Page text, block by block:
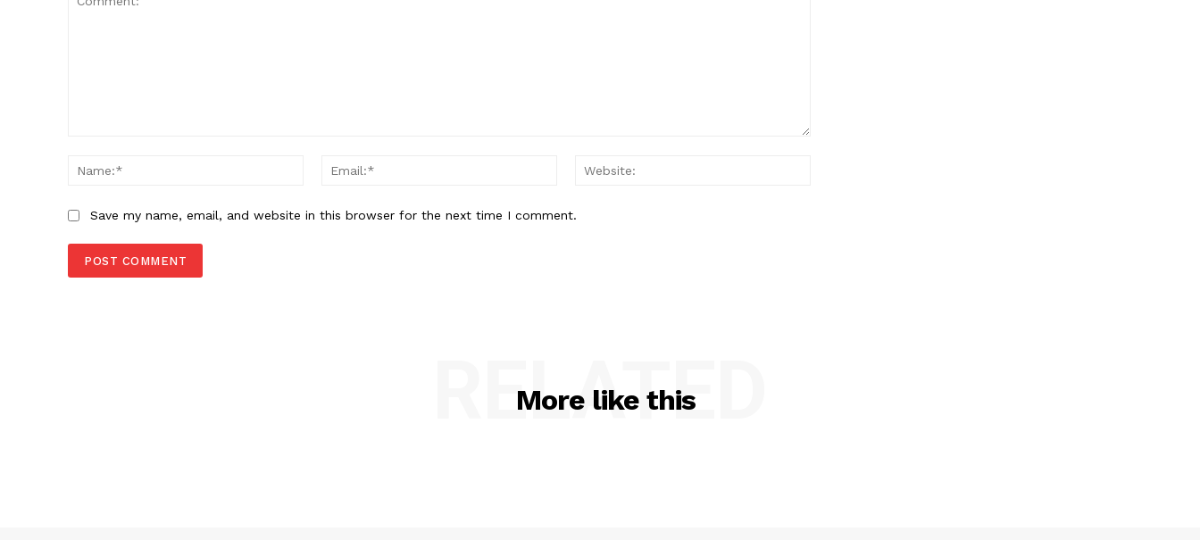
Name:*
Email:*
Save my name, email, and website in this browser for the next time I comment.
More like this
RELATED